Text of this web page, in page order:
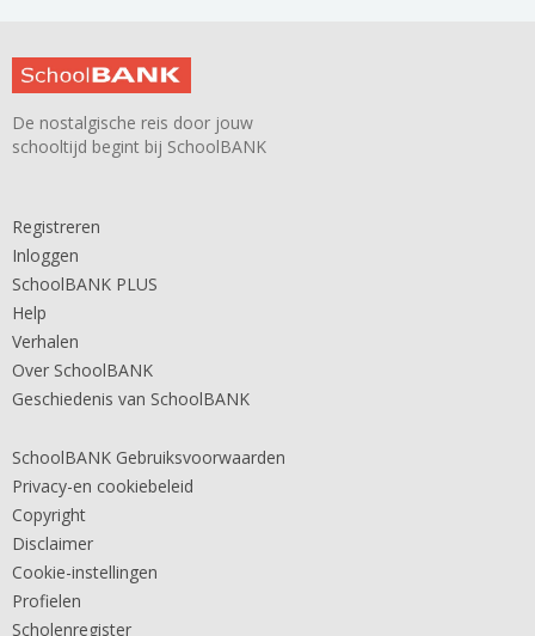
De nostalgische reis door jouw
schooltijd begint bij SchoolBANK
Registreren
Inloggen
SchoolBANK PLUS
Help
Verhalen
Over SchoolBANK
Geschiedenis van SchoolBANK
SchoolBANK Gebruiksvoorwaarden
Privacy-en cookiebeleid
Copyright
Disclaimer
Cookie-instellingen
Profielen
Scholenregister